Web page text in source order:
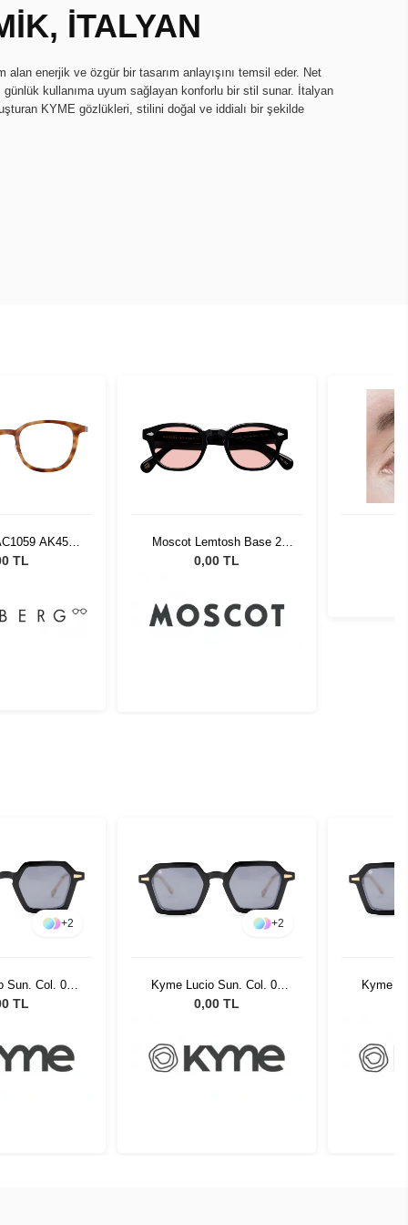
İTALYAN
alan enerjik ve özgür bir tasarım anlayışını temsil eder. Net
kullanıma uyum sağlayan konforlu bir stil sunar. İtalyan
KYME gözlükleri, stilini doğal ve iddialı bir şekilde
AK45
TL
Moscot Lemtosh Base 2
Sun Black 46 Ny Rose
0,00 TL
+2
Sun. Col. 01
Gözlüğü
TL
+2
Kyme Lucio Sun. Col. 01
Kadın Güneş Gözlüğü
0,00 TL
Kyme